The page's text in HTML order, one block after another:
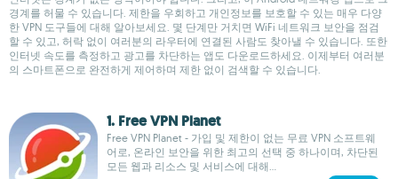
경계를 허물 수 있습니다. 제한을 우회하고 개인정보를 보호할 수 있는 매우 다양
한 VPN 도구들에 대해 알아보세요. 몇 단계만 거치면 WiFi 네트워크 보안을 점검
할 수 있고, 허락 없이 여러분의 라우터에 연결된 사람도 찾아낼 수 있습니다. 또한
인터넷 속도를 측정하고 광고를 차단하는 앱도 다운로드하세요. 이제부터 여러분
의 스마트폰으로 완전하게 제어하며 제한 없이 검색할 수 있습니다.
1. Free VPN Planet
Free VPN Planet - 가입 및 제한이 없는 무료 VPN 소프트웨
어로, 온라인 보안을 위한 최고의 선택 중 하나이며, 차단된
모든 웹과 리소스 및 서비스에 대해...